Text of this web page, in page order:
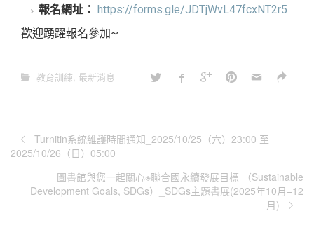
報名網址 ： https://forms.gle/JDTjWvL47fcxNT2r5
歡迎踴躍報名參加~
教育訓練, 最新消息
Turnitin系統維護時間通知_2025/10/25（六）23:00 至
2025/10/26（日）05:00
圖書館與您一起關心※聯合國永續發展目標 （Sustainable
Development Goals, SDGs）_SDGs主題書展(2025年10月–12
月)